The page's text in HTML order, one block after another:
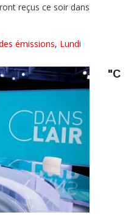
reçus ce soir dans
émissions, Lundi
"C